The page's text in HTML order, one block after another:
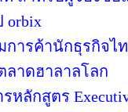
orbix
ารค้านักธุรกิจไ
ลาดฮาลาลโลก
ลักสูตร